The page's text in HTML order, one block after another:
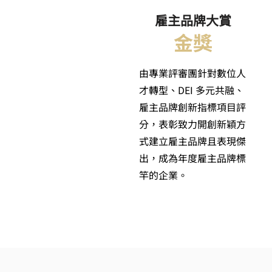
雇主品牌大賞
金獎
由專業評審團針對數位人
才轉型、DEI 多元共融、
雇主品牌創新指標項目評
分，表彰致力開創新穎方
式建立雇主品牌且表現傑
出，成為年度雇主品牌標
竿的企業。